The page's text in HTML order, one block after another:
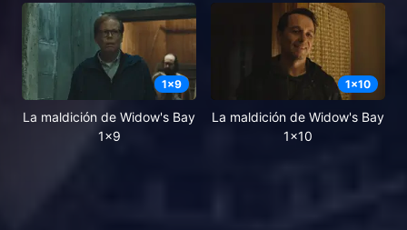
1x9
La maldición de Widow's Bay
1x9
1x10
La maldición de Widow's Bay
1x10